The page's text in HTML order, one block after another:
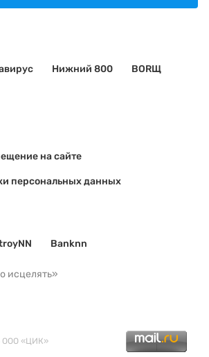
Нижний 800 BORЩ
на сайте
персональных данных
Banknn
исцелять»
ООО «ЦИК»